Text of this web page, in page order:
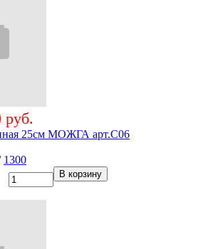
руб.
25см МОЖГА арт.С06
1300
В корзину